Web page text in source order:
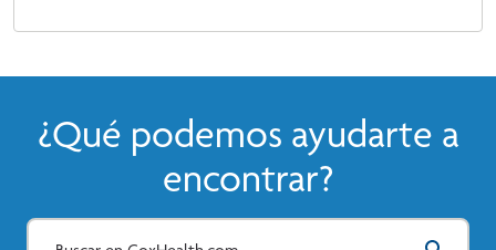
¿Qué podemos ayudarte a
encontrar?